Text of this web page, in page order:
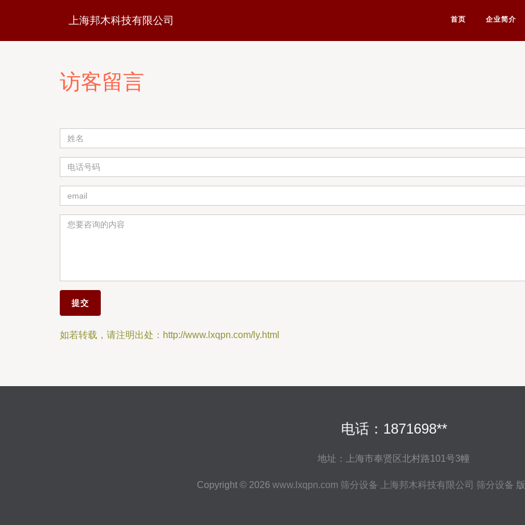
上海邦木科技有限公司 首页 企业简介
访客留言
如若转载，请注明出处：http://www.lxqpn.com/ly.html
电话：1871698**
地址：上海市奉贤区北村路101号3幢
Copyright © 2026 www.lxqpn.com 筛分设备 上海邦木科技有限公司 筛分设备